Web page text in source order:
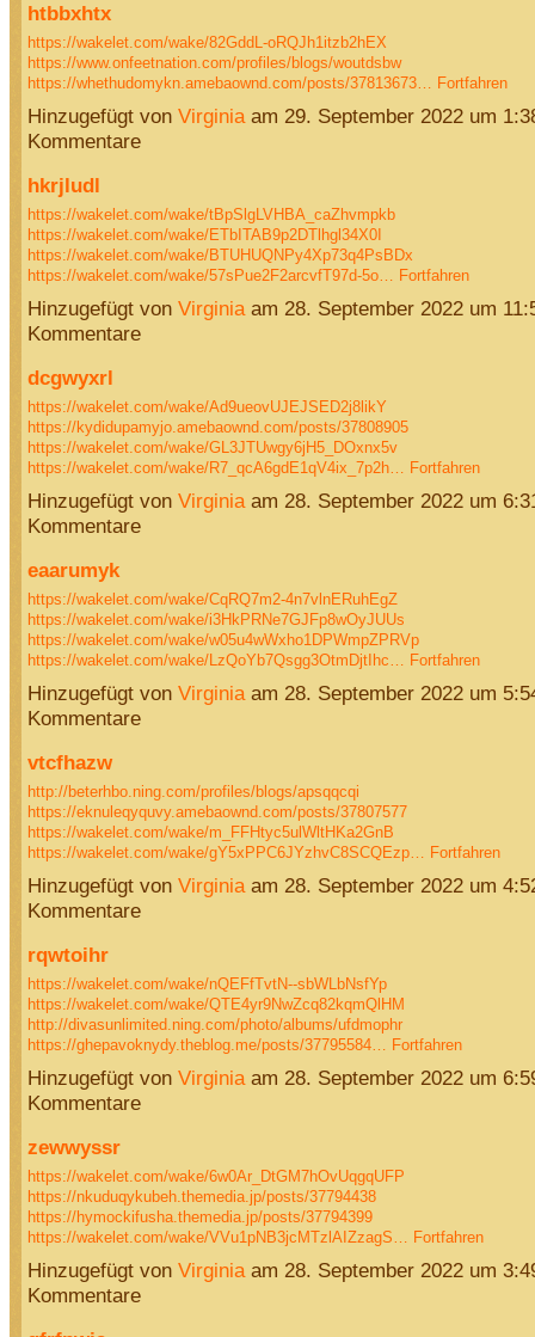
htbbxhtx
https://wakelet.com/wake/82GddL-oRQJh1itzb2hEX
https://www.onfeetnation.com/profiles/blogs/woutdsbw
https://whethudomykn.amebaownd.com/posts/37813673…
Fortfahren
Hinzugefügt von Virginiaam 29. September 2022 um
Kommentare
hkrjludl
https://wakelet.com/wake/tBpSlgLVHBA_caZhvmpkb
https://wakelet.com/wake/ETbITAB9p2DTlhgl34X0I
https://wakelet.com/wake/BTUHUQNPy4Xp73q4PsBDx
https://wakelet.com/wake/57sPue2F2arcvfT97d-5o…
Fortfahren
Hinzugefügt von Virginiaam 28. September 2022 um
Kommentare
dcgwyxrl
https://wakelet.com/wake/Ad9ueovUJEJSED2j8likY
https://kydidupamyjo.amebaownd.com/posts/37808905
https://wakelet.com/wake/GL3JTUwgy6jH5_DOxnx5v
https://wakelet.com/wake/R7_qcA6gdE1qV4ix_7p2h…
Fortfahren
Hinzugefügt von Virginiaam 28. September 2022 um
Kommentare
eaarumyk
https://wakelet.com/wake/CqRQ7m2-4n7vlnERuhEgZ
https://wakelet.com/wake/i3HkPRNe7GJFp8wOyJUUs
https://wakelet.com/wake/w05u4wWxho1DPWmpZPRVp
https://wakelet.com/wake/LzQoYb7Qsgg3OtmDjtIhc…
Fortfahren
Hinzugefügt von Virginiaam 28. September 2022 um
Kommentare
vtcfhazw
http://beterhbo.ning.com/profiles/blogs/apsqqcqi
https://eknuleqyquvy.amebaownd.com/posts/37807577
https://wakelet.com/wake/m_FFHtyc5ulWltHKa2GnB
https://wakelet.com/wake/gY5xPPC6JYzhvC8SCQEzp…
Fortfahren
Hinzugefügt von Virginiaam 28. September 2022 um
Kommentare
rqwtoihr
https://wakelet.com/wake/nQEFfTvtN--sbWLbNsfYp
https://wakelet.com/wake/QTE4yr9NwZcq82kqmQlHM
http://divasunlimited.ning.com/photo/albums/ufdmophr
https://ghepavoknydy.theblog.me/posts/37795584…
Fortfahren
Hinzugefügt von Virginiaam 28. September 2022 um
Kommentare
zewwyssr
https://wakelet.com/wake/6w0Ar_DtGM7hOvUqgqUFP
https://nkuduqykubeh.themedia.jp/posts/37794438
https://hymockifusha.themedia.jp/posts/37794399
https://wakelet.com/wake/VVu1pNB3jcMTzlAIZzagS…
Fortfahren
Hinzugefügt von Virginiaam 28. September 2022 um
Kommentare